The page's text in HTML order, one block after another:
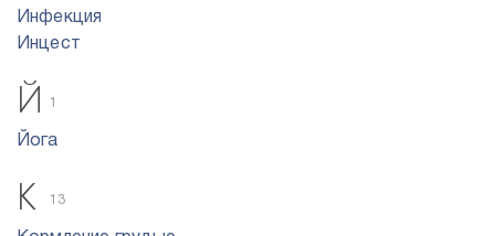
Инфекция
Инцест
Й 1
Йога
К 13